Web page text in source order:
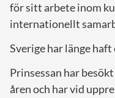
för sitt arbete inom
internationellt
Sverige har länge
Prinsessan har
åren och har vid